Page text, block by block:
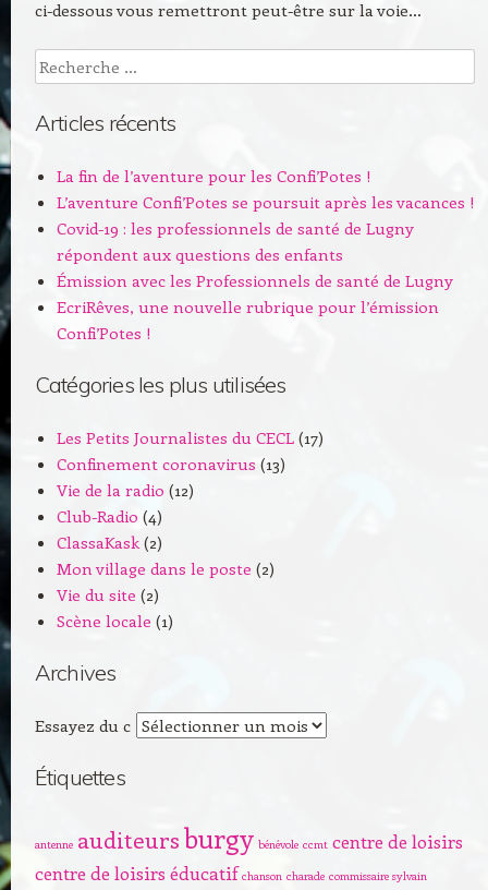
ci-dessous vous remettront peut-être sur la voie…
Recherche
Articles récents
La fin de l’aventure pour les Confi’Potes !
L’aventure Confi’Potes se poursuit après les vacances !
Covid-19 : les professionnels de santé de Lugny
répondent aux questions des enfants
Émission avec les Professionnels de santé de Lugny
EcriRêves, une nouvelle rubrique pour l’émission
Confi’Potes !
Catégories les plus utilisées
Les Petits Journalistes du CECL(17)
Confinement coronavirus (13)
Vie de la radio (12)
Club-Radio (4)
ClassaKask(2)
Mon village dans le poste (2)
Vie du site (2)
Scène locale (1)
Archives
Essayez du c Archives
Étiquettes
antenne auditeursburgy bénévole ccmt centre de loisirs
centre de loisirs éducatif chanson charade commissaire sylvain